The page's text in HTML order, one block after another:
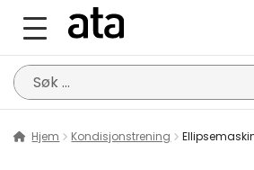
Søk
etter:
Hjem Kondisjonstrening